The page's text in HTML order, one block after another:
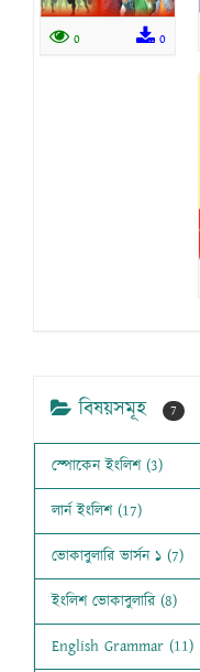
0 0
বিষয়সমূহ 7
স্পোকেন ইংলিশ (3)
লার্ন ইংলিশ (17)
ভোকাবুলারি ভার্সন ১ (7)
ইংলিশ ভোকাবুলারি (8)
English Grammar (11)